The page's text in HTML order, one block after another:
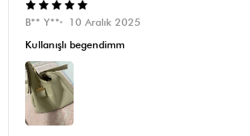
B** Y**
10 Aralık 2025
Kullanışlı begendimm